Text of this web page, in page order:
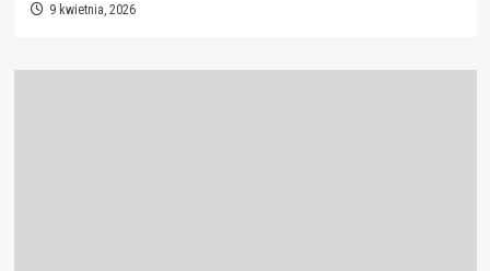
9 kwietnia, 2026